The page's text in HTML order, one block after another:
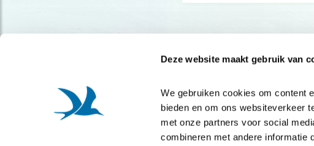
Deze website maakt gebruik van
We gebruiken cookies om content
bieden en om ons websiteverkeer
met onze partners voor social
combineren met andere informatie